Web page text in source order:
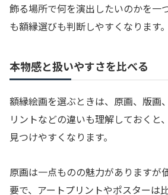
飾る場所で何を演出したいのかを一
も額縁選びも判断しやすくなります。
本物感と扱いやすさを比べる
額縁絵画を選ぶときは、原画、版画
リントなどの違いも理解しておくと
見つけやすくなります。
原画は一点ものの魅力がありますが
要で、アートプリントやポスターは